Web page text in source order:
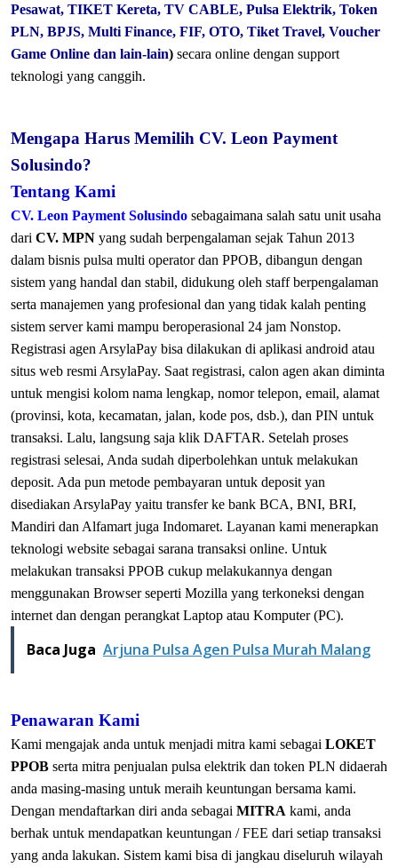
Pesawat, TIKET Kereta, TV CABLE, Pulsa Elektrik, Token
PLN, BPJS, Multi Finance, FIF, OTO, Tiket Travel, Voucher
Game Online dan lain-lain) secara online dengan support
teknologi yang canggih.
Mengapa Harus Memilih CV. Leon Payment
Solusindo?
Tentang Kami
CV. Leon Payment Solusindo sebagaimana salah satu unit usaha
dari CV. MPN yang sudah berpengalaman sejak Tahun 2013
dalam bisnis pulsa multi operator dan PPOB, dibangun dengan
sistem yang handal dan stabil, didukung oleh staff berpengalaman
serta manajemen yang profesional dan yang tidak kalah penting
sistem server kami mampu beroperasional 24 jam Nonstop.
Registrasi agen ArsylaPay bisa dilakukan di aplikasi android atau
situs web resmi ArsylaPay. Saat registrasi, calon agen akan diminta
untuk mengisi kolom nama lengkap, nomor telepon, email, alamat
(provinsi, kota, kecamatan, jalan, kode pos, dsb.), dan PIN untuk
transaksi. Lalu, langsung saja klik DAFTAR. Setelah proses
registrasi selesai, Anda sudah diperbolehkan untuk melakukan
deposit. Ada pun metode pembayaran untuk deposit yan
disediakan ArsylaPay yaitu transfer ke bank BCA, BNI, BRI,
Mandiri dan Alfamart juga Indomaret. Layanan kami menerapkan
teknologi website sebagai sarana transaksi online. Untuk
melakukan transaksi PPOB cukup melakukannya dengan
menggunakan Browser seperti Mozilla yang terkoneksi dengan
internet dan dengan perangkat Laptop atau Komputer (PC).
Baca Juga Arjuna Pulsa Agen Pulsa Murah Malang
Penawaran Kami
Kami mengajak anda untuk menjadi mitra kami sebagai LOKET
PPOB serta mitra penjualan pulsa elektrik dan token PLN didaerah
anda masing-masing untuk meraih keuntungan bersama kami.
Dengan mendaftarkan diri anda sebagai MITRA kami, anda
berhak untuk mendapatkan keuntungan / FEE dari setiap transaksi
yang anda lakukan. Sistem kami bisa di jangkau diseluruh wilayah